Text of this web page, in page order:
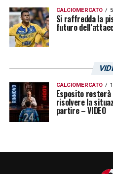
CALCIOMERCATO
Si raffredda la
futuro
CALCIOMERCATO
Esposito resterà
risolvere la
partire – VIDEO